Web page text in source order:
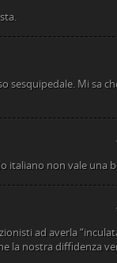
sesquipedale. Mi sa
italiano non vale una
ad averla
la nostra diffidenza